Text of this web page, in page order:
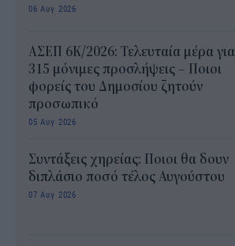
06 Αυγ 2026
ΑΣΕΠ 6Κ/2026: Τελευταία μέρα για
315 μόνιμες προσλήψεις – Ποιοι
φορείς του Δημοσίου ζητούν
προσωπικό
05 Αυγ 2026
Συντάξεις χηρείας: Ποιοι θα δουν
διπλάσιο ποσό τέλος Αυγούστου
07 Αυγ 2026